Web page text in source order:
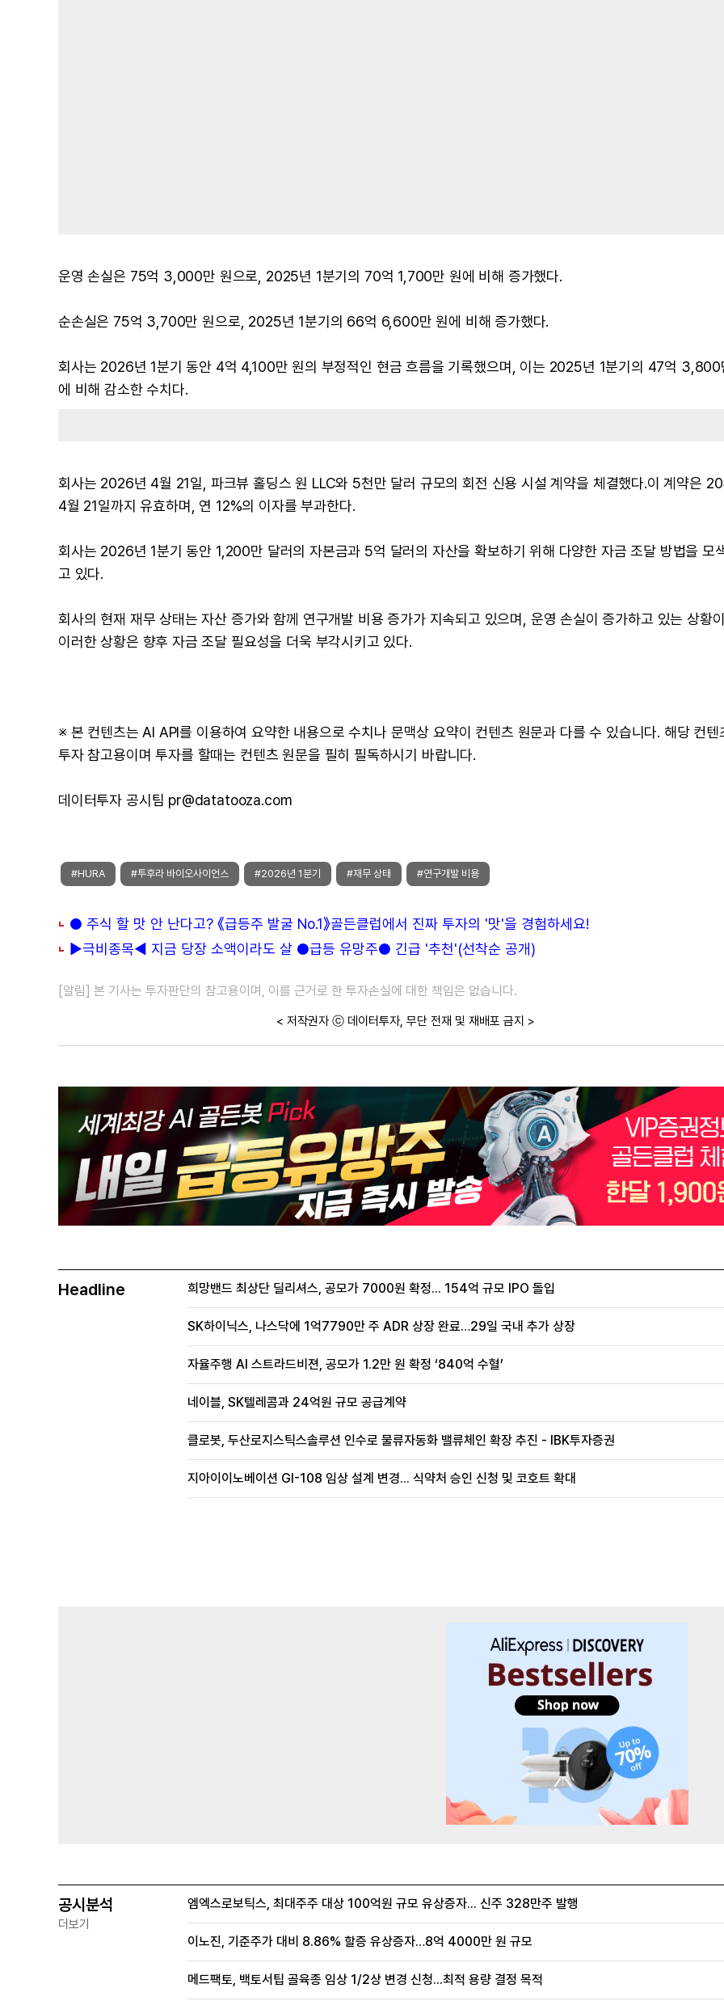
운영 손실은 75억 3,000만 원으로, 2025년 1분기의 70억 1,700만 원에 비해 증가했다.
순손실은 75억 3,700만 원으로, 2025년 1분기의 66억 6,600만 원에 비해 증가했다.
회사는 2026년 1분기 동안 4억 4,100만 원의 부정적인 현금 흐름을 기록했으며, 이는 2025년 1분기의 47억 3,800
에 비해 감소한 수치다.
회사는 2026년 4월 21일, 파크뷰 홀딩스 원 LLC와 5천만 달러 규모의 회전 신용 시설 계약을 체결했다.이 계약은
4월 21일까지 유효하며, 연 12%의 이자를 부과한다.
회사는 2026년 1분기 동안 1,200만 달러의 자본금과 5억 달러의 자산을 확보하기 위해 다양한 자금 조달 방법을 모
고 있다.
회사의 현재 재무 상태는 자산 증가와 함께 연구개발 비용 증가가 지속되고 있으며, 운영 손실이 증가하고 있는 상황
이러한 상황은 향후 자금 조달 필요성을 더욱 부각시키고 있다.
※ 본 컨텐츠는 AI API를 이용하여 요약한 내용으로 수치나 문맥상 요약이 컨텐츠 원문과 다를 수 있습니다. 해당 컨텐
투자 참고용이며 투자를 할때는 컨텐츠 원문을 필히 필독하시기 바랍니다.
데이터투자 공시팀 pr@datatooza.com
#HURA #투후라 바이오사이언스 #2026년 1분기 #재무 상태 #연구개발 비용
● 주식 할 맛 안 난다고? 《급등주 발굴 No.1》골든클럽에서 진짜 투자의 '맛'을 경험하세요!
▶극비종목◀ 지금 당장 소액이라도 살 ●급등 유망주● 긴급 '추천'(선착순 공개)
[알림] 본 기사는 투자판단의 참고용이며, 이를 근거로 한 투자손실에 대한 책임은 없습니다.
< 저작권자 ⓒ 데이터투자, 무단 전재 및 재배포 금지 >
Headline 희망밴드 최상단 딜리셔스, 공모가 7000원 확정... 154억 규모 IPO 돌입
SK하이닉스, 나스닥에 1억7790만 주 ADR 상장 완료…29일 국내 추가 상장
자율주행 AI 스트라드비젼, 공모가 1.2만 원 확정 ‘840억 수혈’
네이블, SK텔레콤과 24억원 규모 공급계약
클로봇, 두산로지스틱스솔루션 인수로 물류자동화 밸류체인 확장 추진 - IBK투자증권
지아이이노베이션 GI-108 임상 설계 변경... 식약처 승인 신청 및 코호트 확대
공시분석
더보기
엠엑스로보틱스, 최대주주 대상 100억원 규모 유상증자... 신주 328만주 발행
이노진, 기준주가 대비 8.86% 할증 유상증자…8억 4000만 원 규모
메드팩토, 백토서팁 골육종 임상 1/2상 변경 신청...최적 용량 결정 목적